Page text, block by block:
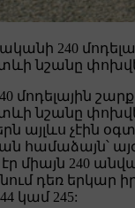
240
նշանը
մոդելային
նշանը
այլևս չէին
համաձայն՝
միայն 240
դեռ երկար
կամ 245: